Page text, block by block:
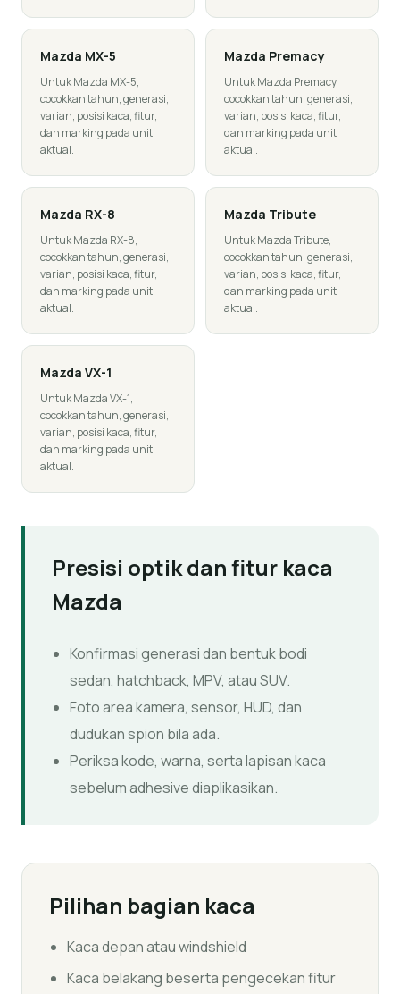
Mazda MX-5
Untuk Mazda MX-5,
cocokkan tahun, generasi,
varian, posisi kaca, fitur,
dan marking pada unit
aktual.
Mazda Premacy
Untuk Mazda Premacy,
cocokkan tahun, generasi,
varian, posisi kaca, fitur,
dan marking pada unit
aktual.
Mazda RX-8
Untuk Mazda RX-8,
cocokkan tahun, generasi,
varian, posisi kaca, fitur,
dan marking pada unit
aktual.
Mazda Tribute
Untuk Mazda Tribute,
cocokkan tahun, generasi,
varian, posisi kaca, fitur,
dan marking pada unit
aktual.
Mazda VX-1
Untuk Mazda VX-1,
cocokkan tahun, generasi,
varian, posisi kaca, fitur,
dan marking pada unit
aktual.
Presisi optik dan fitur kaca
Mazda
Konfirmasi generasi dan bentuk bodi
sedan, hatchback, MPV, atau SUV.
Foto area kamera, sensor, HUD, dan
dudukan spion bila ada.
Periksa kode, warna, serta lapisan kaca
sebelum adhesive diaplikasikan.
Pilihan bagian kaca
Kaca depan atau windshield
Kaca belakang beserta pengecekan fitur